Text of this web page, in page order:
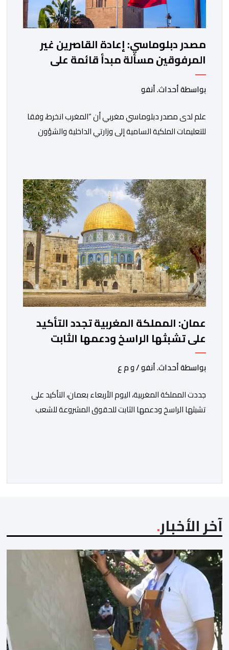
مصدر دبلوماسي: إعادة القاصرين غير
المرفوقين مسألة مبدأ قائمة على
التعليمات الملكية السامية
بواسطة أحداث. أنفو
علم لدى مصدر دبلوماسي مغربي أن “المغرب انخرط، وفقا
للتعليمات الملكية السامية إلى وزارتي الداخلية والشؤون
أن المملكة المغربية مستعدة للتنسيق مع شركائها الإسبان
والأوروبيين من أجل إعادة القاصرين غير المرفوقين. وأعرب
المصدر ذاته عن الأسف لكونه “في […]
عمان: المملكة المغربية تجدد التأكيد
على تشبثها الراسخ ودعمها الثابت
للحقوق المشروعة للشعب الفلسطيني
الشقيق
بواسطة أحداث. أنفو / و م ع
جددت المملكة المغربية، اليوم الأربعاء بعمان، التأكيد على
تشبثها الراسخ ودعمها الثابت للحقوق المشروعة للشعب
والتطرف والتصرفات أحادية الجانب، وكذا انخراطها التام في
آخر الأخبار